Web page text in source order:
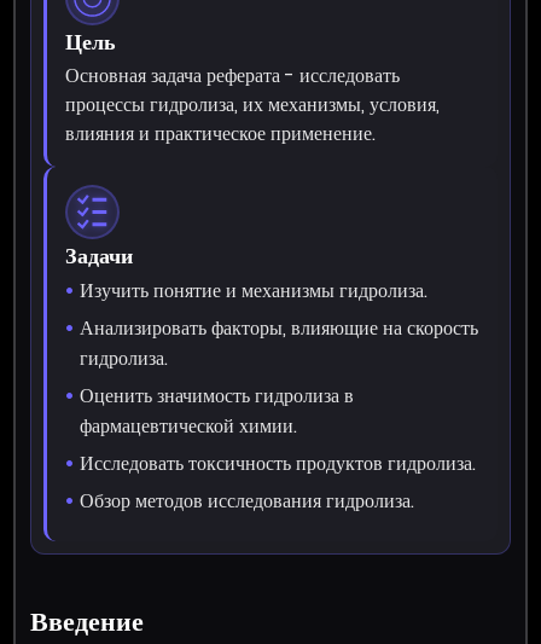
Цель
Основная задача реферата - исследовать
процессы гидролиза, их механизмы, условия,
влияния и практическое применение.
Задачи
Изучить понятие и механизмы гидролиза.
Анализировать факторы, влияющие на скорость
гидролиза.
Оценить значимость гидролиза в
фармацевтической химии.
Исследовать токсичность продуктов гидролиза.
Обзор методов исследования гидролиза.
Введение